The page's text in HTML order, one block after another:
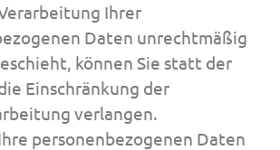
Ihrer
Daten unrechtmäßig
können Sie statt der
Einschränkung der
verlangen.
personenbezogenen Daten